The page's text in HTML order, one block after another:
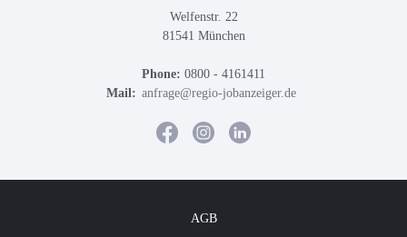
Welfenstr. 22
81541 München
Phone: 0800 - 4161411
Mail: anfrage@regio-jobanzeiger.de
AGB